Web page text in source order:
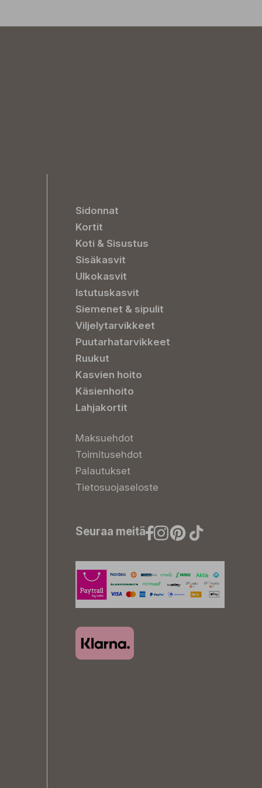
Sidonnat
Kortit
Koti & Sisustus
Sisäkasvit
Ulkokasvit
Istutuskasvit
Siemenet & sipulit
Viljelytarvikkeet
Puutarhatarvikkeet
Ruukut
Kasvien hoito
Käsienhoito
Lahjakortit
Maksuehdot
Toimitusehdot
Palautukset
Tietosuojaseloste
Seuraa meitä